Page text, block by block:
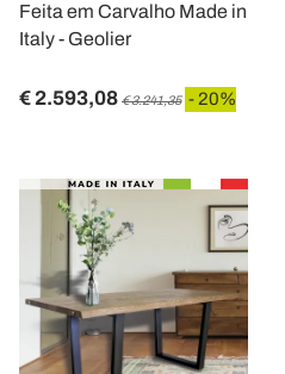
Feita em Carvalho Made in
Italy - Geolier
€ 2.593,08 € 3.241,35 - 20%